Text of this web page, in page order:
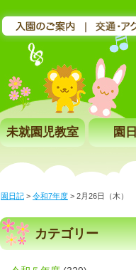
未就園児教室 園
園日記 > 令和7年度 > 2月26日（木）
カテゴリー